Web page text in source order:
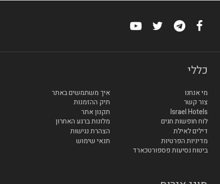
כללי
מי אנחנו
איך משתמשים באתר
צור קשר
תיק ההזמנות
Israel Hotels
תקנון אתר
לוח חופשות חגים
מלונות ברגע האחרון
דילים לאילת
הצהרת נגישות
מדיניות הפרטיות
תנאי שימוש
ביטוח נסיעות פספורטכארד